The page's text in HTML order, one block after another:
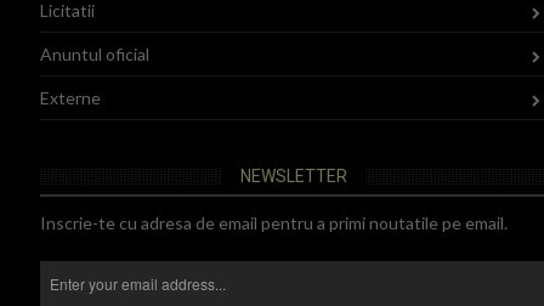
Licitatii
Anuntul oficial
Externe
NEWSLETTER
Inscrie-te cu adresa de email pentru a primi noutatile pe email.